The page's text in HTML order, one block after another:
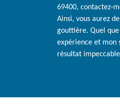
69400, contactez-
Ainsi, vous aurez
gouttière. Quel
expérience et mon
résultat